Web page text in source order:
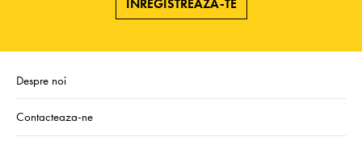
ÎNREGISTREAZA-TE
Despre noi
Contacteaza-ne